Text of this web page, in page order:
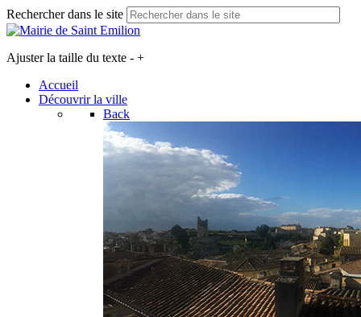
Rechercher dans le site
Ajuster la taille du texte - +
Accueil
Découvrir la ville
Back